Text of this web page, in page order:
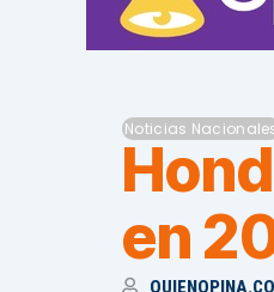
Noticias
en